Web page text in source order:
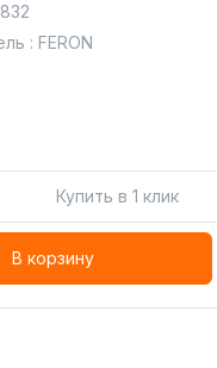
: FERON
Купить в 1 клик
В корзину